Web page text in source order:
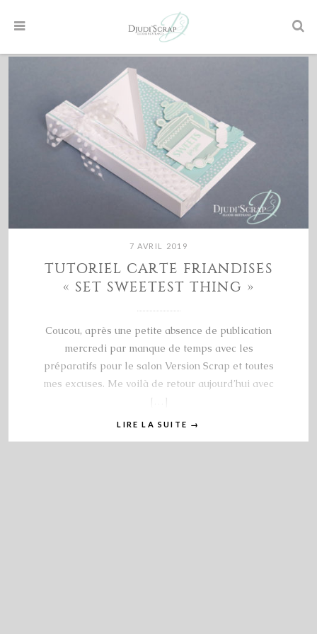
7 AVRIL 2019
TUTORIEL CARTE FRIANDISES
« SET SWEETEST THING »
Coucou, après une petite absence de publication
mercredi par manque de temps avec les
préparatifs pour le salon Version Scrap et toutes
mes excuses. Me voilà de retour aujourd’hui avec
[…]
LIRE LA SUITE →